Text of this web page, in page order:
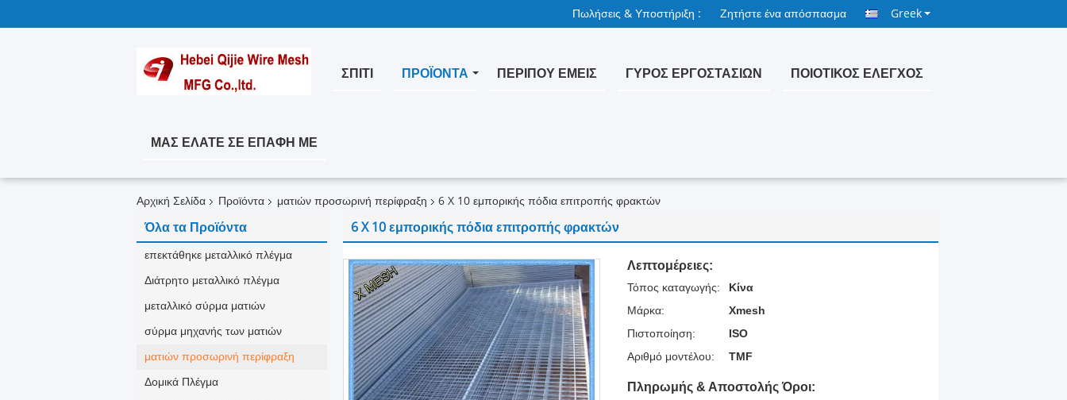
Πωλήσεις & Υποστήριξη : Ζητήστε ένα απόσπασμα Greek
ΣΠΊΤΙ ΠΡΟΪΌΝΤΑ ΠΕΡΊΠΟΥ ΕΜΕΊΣ ΓΎΡΟΣ ΕΡΓΟΣΤΑΣΊΩΝ ΠΟΙΟΤΙΚΌΣ ΈΛΕΓΧΟΣ
ΜΑΣ ΕΛΆΤΕ ΣΕ ΕΠΑΦΉ ΜΕ
Αρχική Σελίδα Προϊόντα ματιών προσωρινή περίφραξη 6 X 10 εμπορικής πόδια επιτροπής φρακτών
Όλα τα Προϊόντα
επεκτάθηκε μεταλλικό πλέγμα
Διάτρητο μεταλλικό πλέγμα
μεταλλικό σύρμα ματιών
σύρμα μηχανής των ματιών
ματιών προσωρινή περίφραξη
Δομικά Πλέγμα
6 X 10 εμπορικής πόδια επιτροπής φρακτών
Λεπτομέρειες:
Τόπος καταγωγής:
Κίνα
Μάρκα:
Xmesh
Πιστοποίηση:
ISO
Αριθμό μοντέλου:
TMF
Πληρωμής & Αποστολής Όροι: